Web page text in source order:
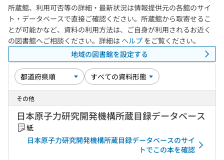
所蔵館、利用可否等の詳細・最新状況は情報提供元の各館のサイ
ト・データベースで直接ご確認ください。所蔵館から取寄せるこ
とが可能かなど、資料の利用方法は、ご自身が利用されるお近く
の図書館へご相談ください。詳細は ヘルプ をご覧ください。
地域の図書館を設定する
その他
日本原子力研究開発機構所蔵目録データベース
紙
日本原子力研究開発機構所蔵目録データベースのサイ
トでこの本を確認